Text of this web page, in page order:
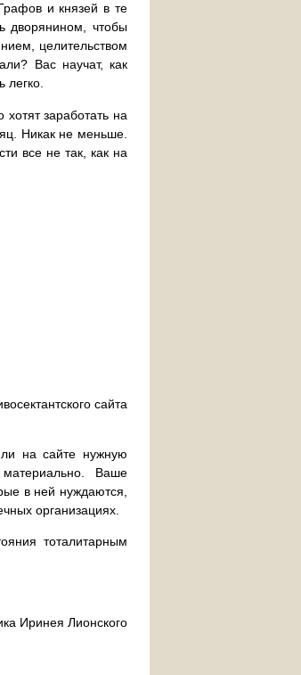
и князей в те
дворянином, чтобы
целительством
Вас научат, как
легко.
заработать на
Никак не меньше.
все не так, как на
сайта
на сайте нужную
Ваше
в ней нуждаются,
организациях.
тоталитарным
Иринея Лионского